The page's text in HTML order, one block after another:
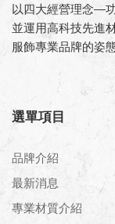
以四大經營理念—
並運用高科技先進
服飾專業品牌的姿
選單項目
品牌介紹
最新消息
專業材質介紹